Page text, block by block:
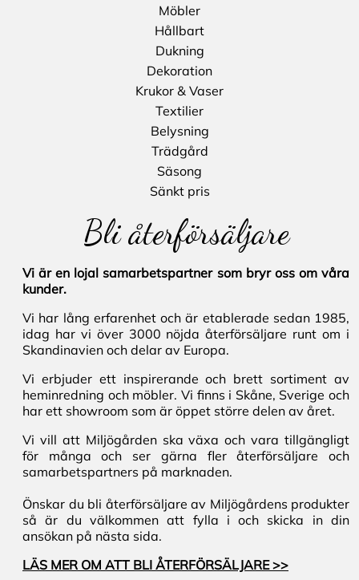
Möbler
Hållbart
Dukning
Dekoration
Krukor & Vaser
Textilier
Belysning
Trädgård
Säsong
Sänkt pris
Bli återförsäljare
Vi är en lojal samarbetspartner som bryr oss om våra
kunder.
Vi har lång erfarenhet och är etablerade sedan 1985,
idag har vi över 3000 nöjda återförsäljare runt om i
Skandinavien och delar av Europa.
Vi erbjuder ett inspirerande och brett sortiment av
heminredning och möbler. Vi finns i Skåne, Sverige och
har ett showroom som är öppet större delen av året.
Vi vill att Miljögården ska växa och vara tillgängligt
för många och ser gärna fler återförsäljare och
samarbetspartners på marknaden.
Önskar du bli återförsäljare av Miljögårdens produkter
så är du välkommen att fylla i och skicka in din
ansökan på nästa sida.
LÄS MER OM ATT BLI ÅTERFÖRSÄLJARE >>